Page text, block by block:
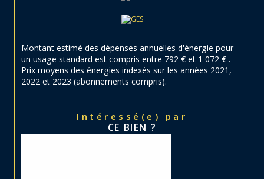
Montant estimé des dépenses annuelles d'énergie pour
un usage standard est compris entre 792 € et 1 072 € .
Prix moyens des énergies indexés sur les années 2021,
2022 et 2023 (abonnements compris).
Intéressé(e) par
CE BIEN ?